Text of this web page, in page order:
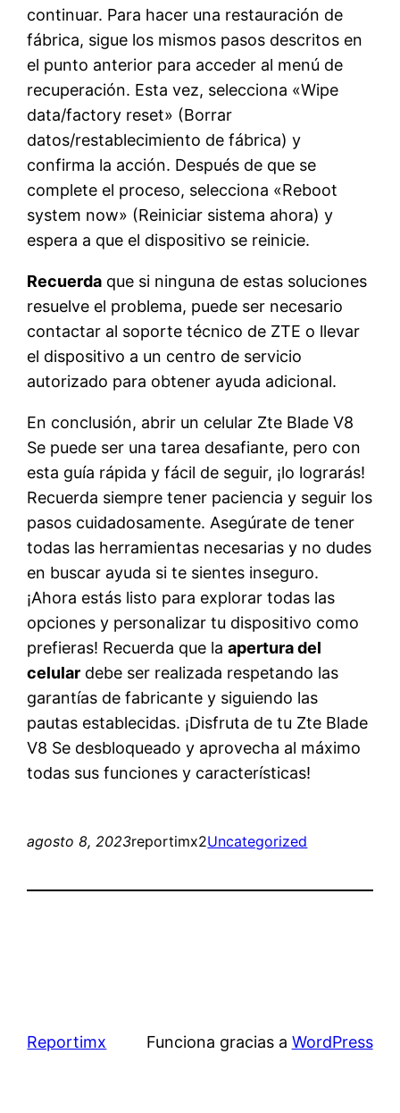
continuar. Para hacer una restauración de
fábrica, sigue los mismos pasos descritos en
el punto anterior para acceder al menú de
recuperación. Esta vez, selecciona «Wipe
data/factory reset» (Borrar
datos/restablecimiento de fábrica) y
confirma la acción. Después de que se
complete el proceso, selecciona «Reboot
system now» (Reiniciar sistema ahora) y
espera a que el dispositivo se reinicie.
Recuerda que si ninguna de estas soluciones
resuelve el problema, puede ser necesario
contactar al soporte técnico de ZTE o llevar
el dispositivo a un centro de servicio
autorizado para obtener ayuda adicional.
En conclusión, abrir un celular Zte Blade V8
Se puede ser una tarea desafiante, pero con
esta guía rápida y fácil de seguir, ¡lo lograrás!
Recuerda siempre tener paciencia y seguir los
pasos cuidadosamente. Asegúrate de tener
todas las herramientas necesarias y no dudes
en buscar ayuda si te sientes inseguro.
¡Ahora estás listo para explorar todas las
opciones y personalizar tu dispositivo como
prefieras! Recuerda que laapertura del
celular debe ser realizada respetando las
garantías de fabricante y siguiendo las
pautas establecidas. ¡Disfruta de tu Zte Blade
V8 Se desbloqueado y aprovecha al máximo
todas sus funciones y características!
agosto 8, 2023reportimx2Uncategorized
Reportimx Funciona gracias a WordPress